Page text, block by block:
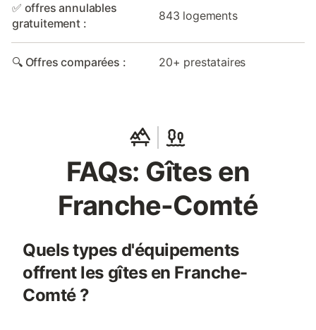
✅ offres annulables
gratuitement :
843 logements
🔍 Offres comparées : 20+ prestataires
FAQs: Gîtes en
Franche-Comté
Quels types d'équipements
offrent les gîtes en Franche-
Comté ?